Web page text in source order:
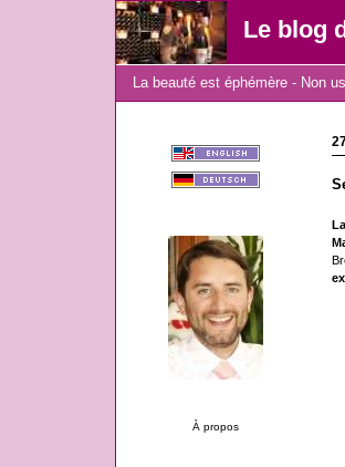
Le blog
La beauté est éphémère - Non
À propos